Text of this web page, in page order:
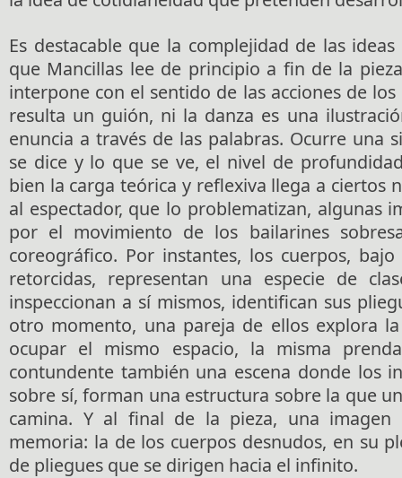
Es destacable que la complejidad de las
que Mancillas lee de principio a fin de la
interpone con el sentido de las acciones de los
resulta un guión, ni la danza es una
enuncia a través de las palabras. Ocurre una
se dice y lo que se ve, el nivel de
bien la carga teórica y reflexiva llega a ciertos
al espectador, que lo problematizan, algunas
por el movimiento de los bailarines
coreográfico. Por instantes, los cuerpos,
retorcidas, representan una especie de
inspeccionan a sí mismos, identifican sus
otro momento, una pareja de ellos explora
ocupar el mismo espacio, la misma
contundente también una escena donde los
sobre sí, forman una estructura sobre la que
camina. Y al final de la pieza, una
memoria: la de los cuerpos desnudos, en su
de pliegues que se dirigen hacia el infinito.